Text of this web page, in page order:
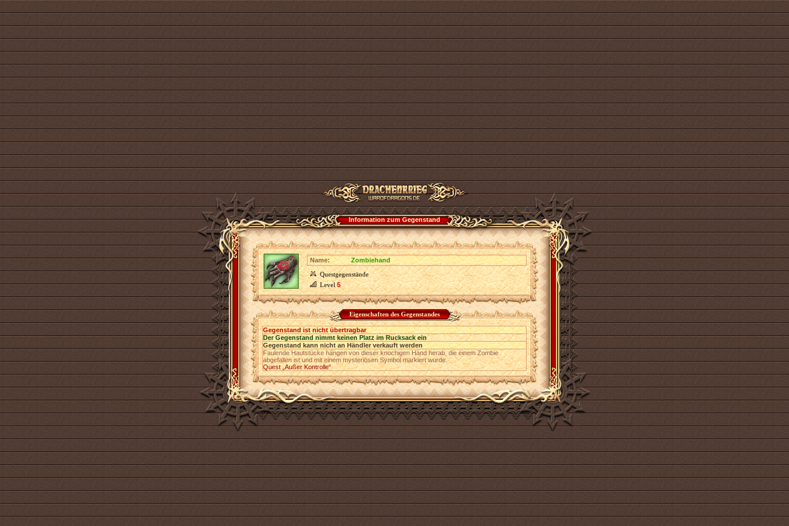
Information zum Gegenstand
Name:
Zombiehand
Questgegenstände
Level5
Eigenschaften des Gegenstandes
Gegenstand ist nicht übertragbar
Der Gegenstand nimmt keinen Platz im Rucksack ein
Gegenstand kann nicht an Händler verkauft werden
Faulende Hautstücke hängen von dieser knochigen Hand herab, die einem Zombie
abgefallen ist und mit einem mysteriösen Symbol markiert wurde.
Quest „Außer Kontrolle“.